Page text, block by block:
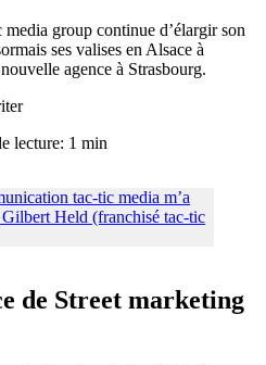
group continue d’élargir son
ses valises en Alsace à
agence à Strasbourg.
lecture: 1 min
de Street marketing